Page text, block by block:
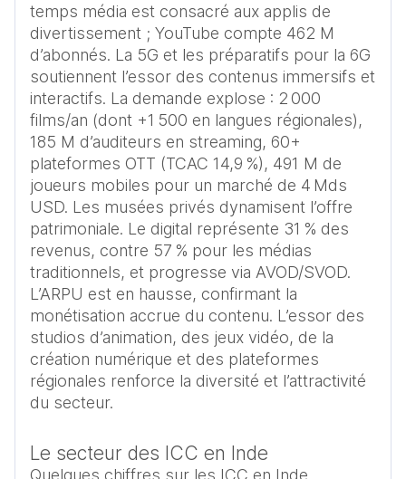
temps média est consacré aux applis de
divertissement ; YouTube compte 462 M
d’abonnés. La 5G et les préparatifs pour la 6G
soutiennent l’essor des contenus immersifs et
interactifs. La demande explose : 2 000
films/an (dont +1 500 en langues régionales),
185 M d’auditeurs en streaming, 60+
plateformes OTT (TCAC 14,9 %), 491 M de
joueurs mobiles pour un marché de 4 Mds
USD. Les musées privés dynamisent l’offre
patrimoniale. Le digital représente 31 % des
revenus, contre 57 % pour les médias
traditionnels, et progresse via AVOD/SVOD.
L’ARPU est en hausse, confirmant la
monétisation accrue du contenu. L’essor des
studios d’animation, des jeux vidéo, de la
création numérique et des plateformes
régionales renforce la diversité et l’attractivité
du secteur.
Le secteur des ICC en Inde
Quelques chiffres sur les ICC en Inde